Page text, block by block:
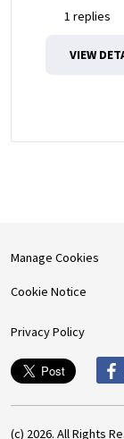
1 replies
VIEW
Manage Cookies
Cookie Notice
Privacy Policy
(c) 2026. All Rights